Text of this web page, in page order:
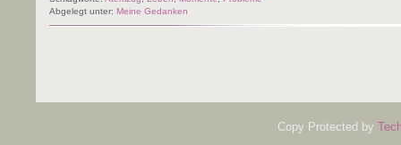
Abgelegt unter: Meine Gedanken
Copy Protected by